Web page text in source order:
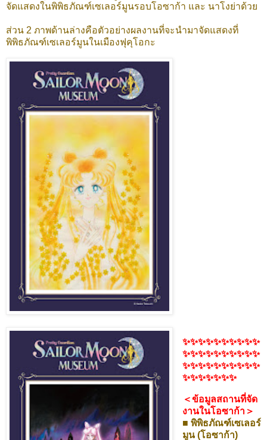
จัดแสดงในพิพิธภัณฑ์เซเลอร์มูนรอบโอซาก้า และ นาโงย่าด้วย
ส่วน 2 ภาพด้านล่างคือตัวอย่างผลงานที่จะนำมาจัดแสดงที่
พิพิธภัณฑ์เซเลอร์มูนในเมืองฟุคุโอกะ
✨✨✨✨✨✨✨✨✨✨
✨✨✨✨✨✨✨✨✨✨
✨✨✨✨✨✨✨✨✨✨
✨✨✨✨✨✨✨
＜ข้อมูลสถานที่จัด
งานในโอซาก้า＞
■ พิพิธภัณฑ์เซเลอร์
มูน (โอซาก้า)